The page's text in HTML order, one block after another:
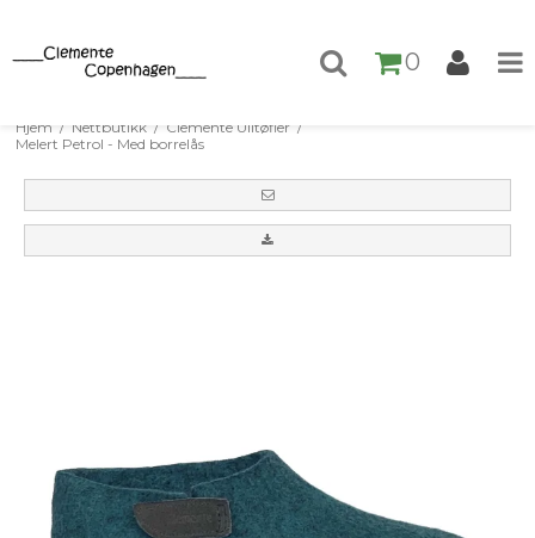
0
Hjem / Nettbutikk / Clemente Ulltøfler /
Melert Petrol - Med borrelås